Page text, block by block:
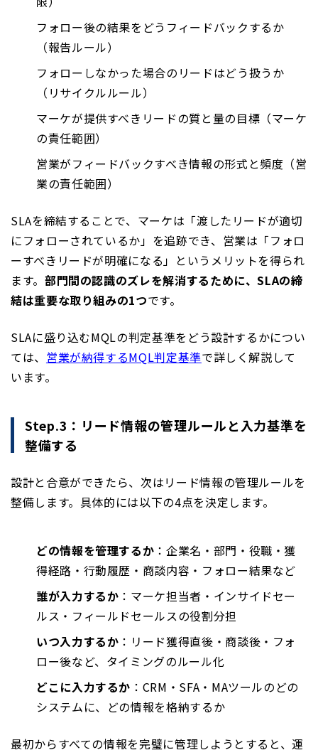
フォロー後の結果をどうフィードバックするか
（報告ルール）
フォローしなかった場合のリードはどう扱うか
（リサイクルルール）
マーケが提供すべきリードの質と量の目標（マーケ
の責任範囲）
営業がフィードバックすべき情報の形式と頻度（営
業の責任範囲）
SLAを締結することで、マーケは「渡したリードが適切
にフォローされているか」を追跡でき、営業は「フォロ
ーすべきリードが明確になる」というメリットを得られ
ます。 部門間の認識のズレを解消するために、SLAの締
結は重要な取り組みの1つです。
SLAに盛り込むMQLの判定基準をどう設計するかについ
ては、 営業が納得するMQL判定基準で詳しく解説して
います。
Step.3：リード情報の管理ルールと入力基準を
整備する
設計と合意ができたら、次はリード情報の管理ルールを
整備します。具体的には以下の4点を決定します。
どの情報を管理するか ：企業名・部門・役職・獲
得経路・行動履歴・商談内容・フォロー結果など
誰が入力するか ：マーケ担当者・インサイドセー
ルス・フィールドセールスの役割分担
いつ入力するか ：リード獲得直後・商談後・フォ
ロー後など、タイミングのルール化
どこに入力するか ：CRM・SFA・MAツールのどの
システムに、どの情報を格納するか
最初からすべての情報を完璧に管理しようとすると、運